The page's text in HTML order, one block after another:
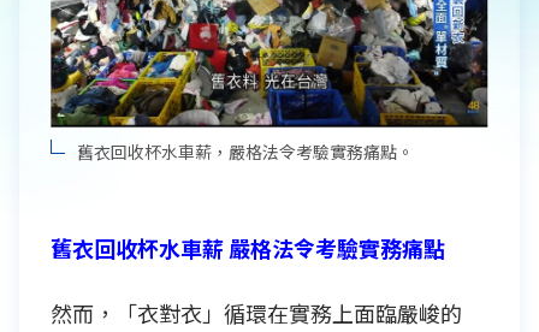
舊衣回收杯水車薪，嚴格法令考驗實務痛點。
舊衣回收杯水車薪 嚴格法令考驗實務痛點
然而，「衣對衣」循環在實務上面臨嚴峻的